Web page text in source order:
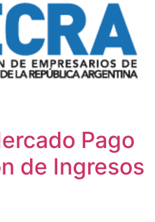
Pago
de Ingresos